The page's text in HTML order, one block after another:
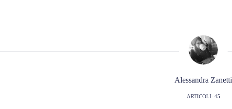
Alessandra Zanetti
ARTICOLI: 45